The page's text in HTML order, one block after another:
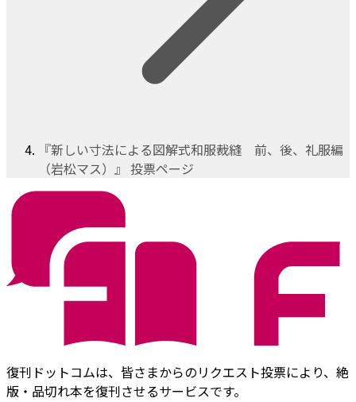
『新しい寸法による図解式和服裁縫 前、後、礼服編
（岩松マス）』 投票ページ
復刊ドットコムは、皆さまからのリクエスト投票により、絶
版・品切れ本を復刊させるサービスです。